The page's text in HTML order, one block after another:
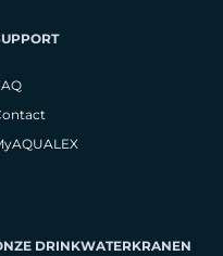
DRINKWATERKRANEN